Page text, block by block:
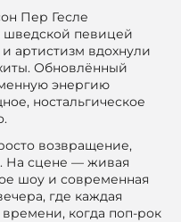
Пер Гесле
шведской певицей
артистизм вдохнули
Обновлённый
энергию
ностальгическое
возвращение,
На сцене — живая
шоу и современная
где каждая
когда поп-рок